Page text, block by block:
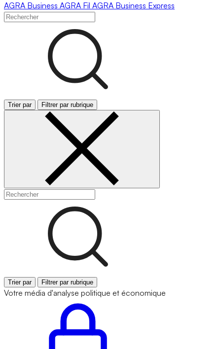
AGRA Business AGRA Fil AGRA Business Express
Trier par Filtrer par rubrique
Trier par Filtrer par rubrique
Votre média d'analyse politique et économique